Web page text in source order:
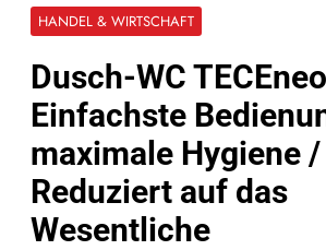
HANDEL & WIRTSCHAFT
Dusch-WC
Einfachste
maximale Hygiene /
Reduziert auf das
Wesentliche